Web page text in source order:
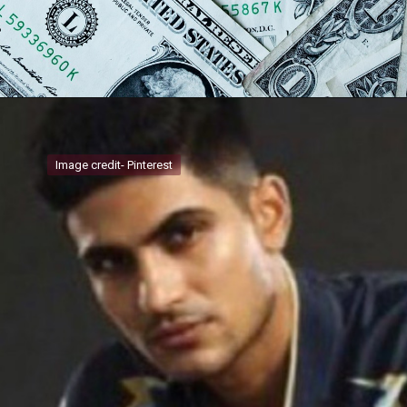
Image credit- Pinterest
Image credit- Pinterest